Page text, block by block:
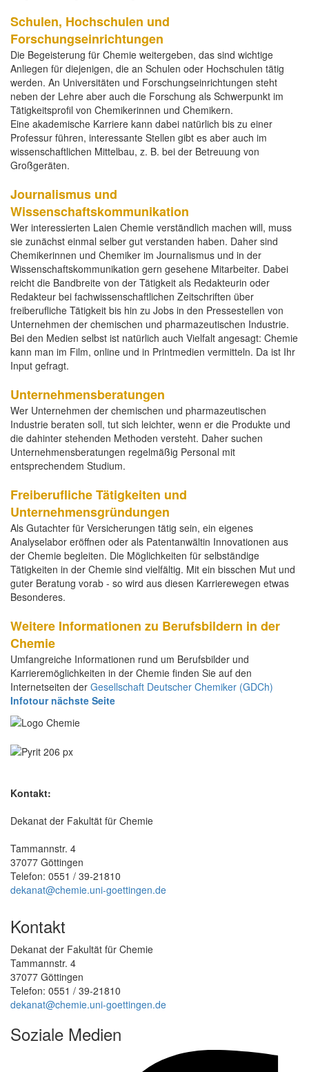
Schulen, Hochschulen und
Forschungseinrichtungen
Die Begeisterung für Chemie weitergeben, das sind wichtige
Anliegen für diejenigen, die an Schulen oder Hochschulen tätig
werden. An Universitäten und Forschungseinrichtungen steht
neben der Lehre aber auch die Forschung als Schwerpunkt im
Tätigkeitsprofil von Chemikerinnen und Chemikern.
Eine akademische Karriere kann dabei natürlich bis zu einer
Professur führen, interessante Stellen gibt es aber auch im
wissenschaftlichen Mittelbau, z. B. bei der Betreuung von
Großgeräten.
Journalismus und
Wissenschaftskommunikation
Wer interessierten Laien Chemie verständlich machen will, muss
sie zunächst einmal selber gut verstanden haben. Daher sind
Chemikerinnen und Chemiker im Journalismus und in der
Wissenschaftskommunikation gern gesehene Mitarbeiter. Dabei
reicht die Bandbreite von der Tätigkeit als Redakteurin oder
Redakteur bei fachwissenschaftlichen Zeitschriften über
freiberufliche Tätigkeit bis hin zu Jobs in den Pressestellen von
Unternehmen der chemischen und pharmazeutischen Industrie.
Bei den Medien selbst ist natürlich auch Vielfalt angesagt: Chemie
kann man im Film, online und in Printmedien vermitteln. Da ist Ihr
Input gefragt.
Unternehmensberatungen
Wer Unternehmen der chemischen und pharmazeutischen
Industrie beraten soll, tut sich leichter, wenn er die Produkte und
die dahinter stehenden Methoden versteht. Daher suchen
Unternehmensberatungen regelmäßig Personal mit
entsprechendem Studium.
Freiberufliche Tätigkeiten und
Unternehmensgründungen
Als Gutachter für Versicherungen tätig sein, ein eigenes
Analyselabor eröffnen oder als Patentanwältin Innovationen aus
der Chemie begleiten. Die Möglichkeiten für selbständige
Tätigkeiten in der Chemie sind vielfältig. Mit ein bisschen Mut und
guter Beratung vorab - so wird aus diesen Karrierewegen etwas
Besonderes.
Weitere Informationen zu Berufsbildern in der
Chemie
Umfangreiche Informationen rund um Berufsbilder und
Karrieremöglichkeiten in der Chemie finden Sie auf den
Internetseiten der Gesellschaft Deutscher Chemiker (GDCh)
Infotour nächste Seite
Kontakt:
Dekanat der Fakultät für Chemie
Tammannstr. 4
37077 Göttingen
Telefon: 0551 / 39-21810
dekanat@chemie.uni-goettingen.de
Kontakt
Dekanat der Fakultät für Chemie
Tammannstr. 4
37077 Göttingen
Telefon: 0551 / 39-21810
dekanat@chemie.uni-goettingen.de
Soziale Medien